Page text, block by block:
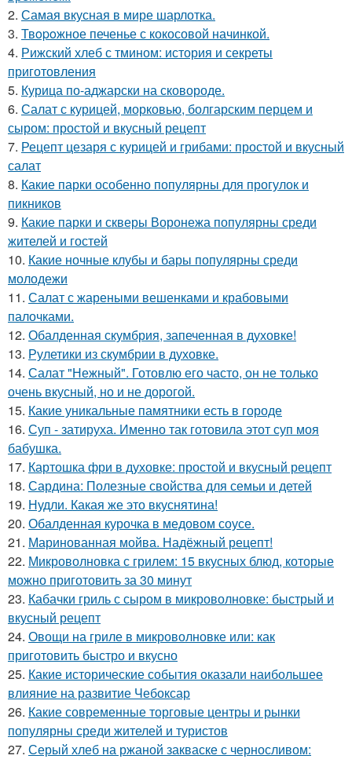
2. Самая вкусная в мире шарлотка.
3. Твopoжное печенье с кокосовой начинкой.
4. Рижский хлеб с тмином: история и секреты
приготовления
5. Курица по-аджарски на сковороде.
6. Салат с курицей, морковью, болгарским перцем и
сыром: простой и вкусный рецепт
7. Рецепт цезаря с курицей и грибами: простой и вкусный
салат
8. Какие парки особенно популярны для прогулок и
пикников
9. Какие парки и скверы Воронежа популярны среди
жителей и гостей
10. Какие ночные клубы и бары популярны среди
молодежи
11. Салат с жареными вешенками и крабовыми
палочками.
12. Обалденная скумбрия, запеченная в духовке!
13. Рулетики из скумбрии в духовке.
14. Салат "Нежный". Готовлю его часто, он не только
очень вкусный, но и не дорогой.
15. Какие уникальные памятники есть в городе
16. Суп - затируха. Именно так готовила этот суп моя
бабушка.
17. Картошка фри в духовке: простой и вкусный рецепт
18. Сардина: Полезные свойства для семьи и детей
19. Нудли. Какая же это вкуснятина!
20. Обалденная курочка в медовом соусе.
21. Маринованная мойва. Надёжный рецепт!
22. Микроволновка с грилем: 15 вкусных блюд, которые
можно приготовить за 30 минут
23. Кабачки гриль с сыром в микроволновке: быстрый и
вкусный рецепт
24. Овощи на гриле в микроволновке или: как
приготовить быстро и вкусно
25. Какие исторические события оказали наибольшее
влияние на развитие Чебоксар
26. Какие современные торговые центры и рынки
популярны среди жителей и туристов
27. Серый хлеб на ржаной закваске с черносливом: